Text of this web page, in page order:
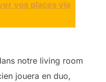
vos places via
notre living room
jouera en duo,